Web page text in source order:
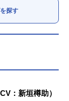
探す
：新垣樽助）